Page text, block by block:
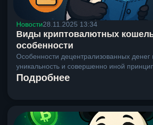
Новости28.11.2025 13:34
Виды криптовалютных
особенности
Особенности децентрализованных денег
уникальность и совершенно иной
Подробнее